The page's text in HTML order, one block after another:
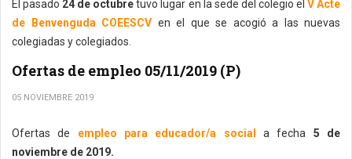
El pasado 24 de octubretuvo lugar en la sede del colegio el V Acte
de Benvenguda COEESCV en el que se acogió a las nuevas
colegiadas y colegiados.
Ofertas de empleo 05/11/2019 (P)
05 NOVIEMBRE 2019
Ofertas de empleo para educador/a social a fecha 5 de
noviembre de 2019.